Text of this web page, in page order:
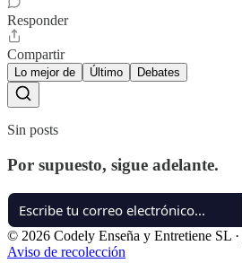
Responder
Compartir
Lo mejor de Último Debates
Sin posts
Por supuesto, sigue adelante.
© 2026 Codely Enseña y Entretiene SL ·
Aviso de recolección